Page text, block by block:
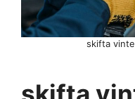
skifta